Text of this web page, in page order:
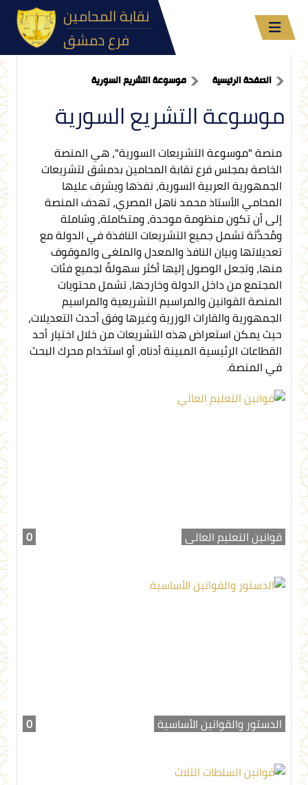
فرع دمشق
الصفحة الرئيسية موسوعة التشريع السورية
موسوعة التشريع السورية
منصة "موسوعة التشريعات السورية"، هي المنصة
الخاصة بمجلس فرع نقابة المحامين بدمشق لتشريعات
الجمهورية العربية السورية، نفذها ويشرف عليها
المحامي الأستاذ محمد ناهل المصري، تهدف المنصة
إلى أن تكون منظومة موحدة، ومتكاملة، وشاملة
ومُحدَّثة تشمل جميع التشريعات النافذة في الدولة مع
تعديلاتها وبيان النافذ والمعدل والملغى والموقوف
منها، وتجعل الوصول إليها أكثر سهولةً لجميع فئات
المجتمع من داخل الدولة وخارجها، تشمل محتويات
المنصة القوانين والمراسيم التشريعية والمراسيم
الجمهورية والقارات الوزرية وغيرها وفق أحدث التعديلات،
حيث يمكن استعراض هذه التشريعات من خلال اختيار أحد
القطاعات الرئيسية المبينة أدناه، أو استخدام محرك البحث
في المنصة.
قوانين التعليم العالي 0
الدستور والقوانين الأساسية 0